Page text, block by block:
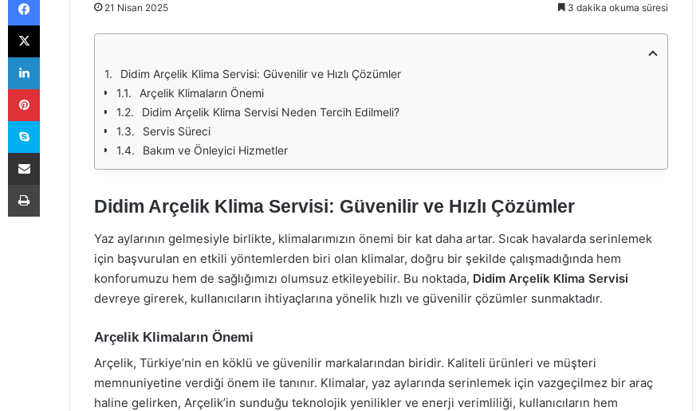
21 Nisan 2025 3 dakika okuma süresi
Didim Arçelik Klima Servisi: Güvenilir ve Hızlı Çözümler
Arçelik Klimaların Önemi
Didim Arçelik Klima Servisi Neden Tercih Edilmeli?
Servis Süreci
Bakım ve Önleyici Hizmetler
Didim Arçelik Klima Servisi: Güvenilir ve Hızlı Çözümler
Yaz aylarının gelmesiyle birlikte, klimalarımızın önemi bir kat daha artar. Sıcak havalarda serinlemek
için başvurulan en etkili yöntemlerden biri olan klimalar, doğru bir şekilde çalışmadığında hem
konforumuzu hem de sağlığımızı olumsuz etkileyebilir. Bu noktada, Didim Arçelik Klima Servisi
devreye girerek, kullanıcıların ihtiyaçlarına yönelik hızlı ve güvenilir çözümler sunmaktadır.
Arçelik Klimaların Önemi
Arçelik, Türkiye’nin en köklü ve güvenilir markalarından biridir. Kaliteli ürünleri ve müşteri
memnuniyetine verdiği önem ile tanınır. Klimalar, yaz aylarında serinlemek için vazgeçilmez bir araç
haline gelirken, Arçelik’in sunduğu teknolojik yenilikler ve enerji verimliliği, kullanıcıların hem
X
LinkedIn
Pinterest
Skype
E-Posta ile paylaş